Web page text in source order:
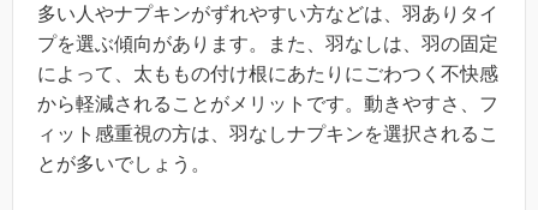
多い人やナプキンがずれやすい方などは、羽ありタイ
プを選ぶ傾向があります。
また、羽なしは、羽の固定
によって、太ももの付け根にあたりにごわつく不快感
から軽減されることがメリットです。動きやすさ、フ
ィット感重視の方は、羽なしナプキンを選択されるこ
とが多いでしょう。